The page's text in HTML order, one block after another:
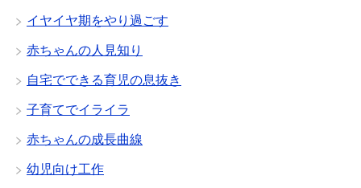
イヤイヤ期をやり過ごす
赤ちゃんの人見知り
自宅でできる育児の息抜き
子育てでイライラ
赤ちゃんの成長曲線
幼児向け工作